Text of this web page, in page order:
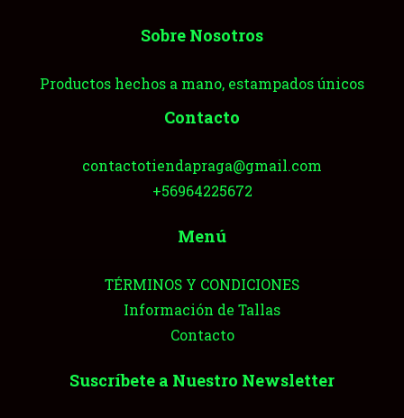
Sobre Nosotros
Productos hechos a mano, estampados únicos
Contacto
contactotiendapraga@gmail.com
+56964225672
Menú
TÉRMINOS Y CONDICIONES
Información de Tallas
Contacto
Suscríbete a Nuestro Newsletter